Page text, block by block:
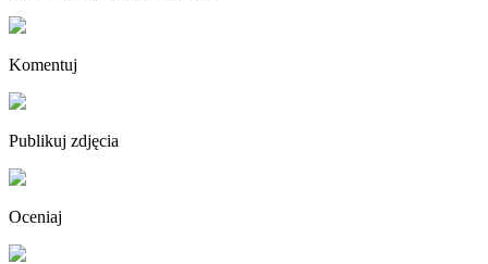
Komentuj
Publikuj zdjęcia
Oceniaj